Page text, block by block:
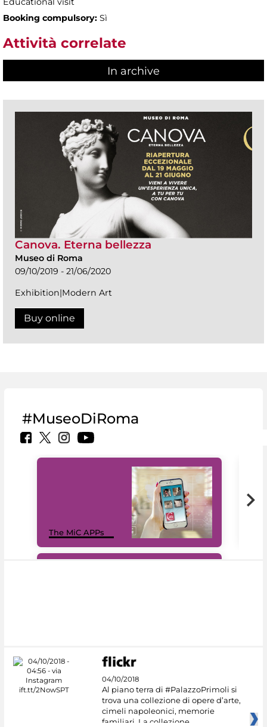
Booking compulsory: Sì
Attività correlate
In archive
Canova. Eterna bellezza
Museo di Roma
09/10/2019 - 21/06/2020
Exhibition|Modern Art
Buy online
#MuseoDiRoma
The MiC APPs
04/10/2018
Al piano terra di #PalazzoPrimoli si
trova una collezione di opere d’arte,
cimeli napoleonici, memorie
familiari. La collezione